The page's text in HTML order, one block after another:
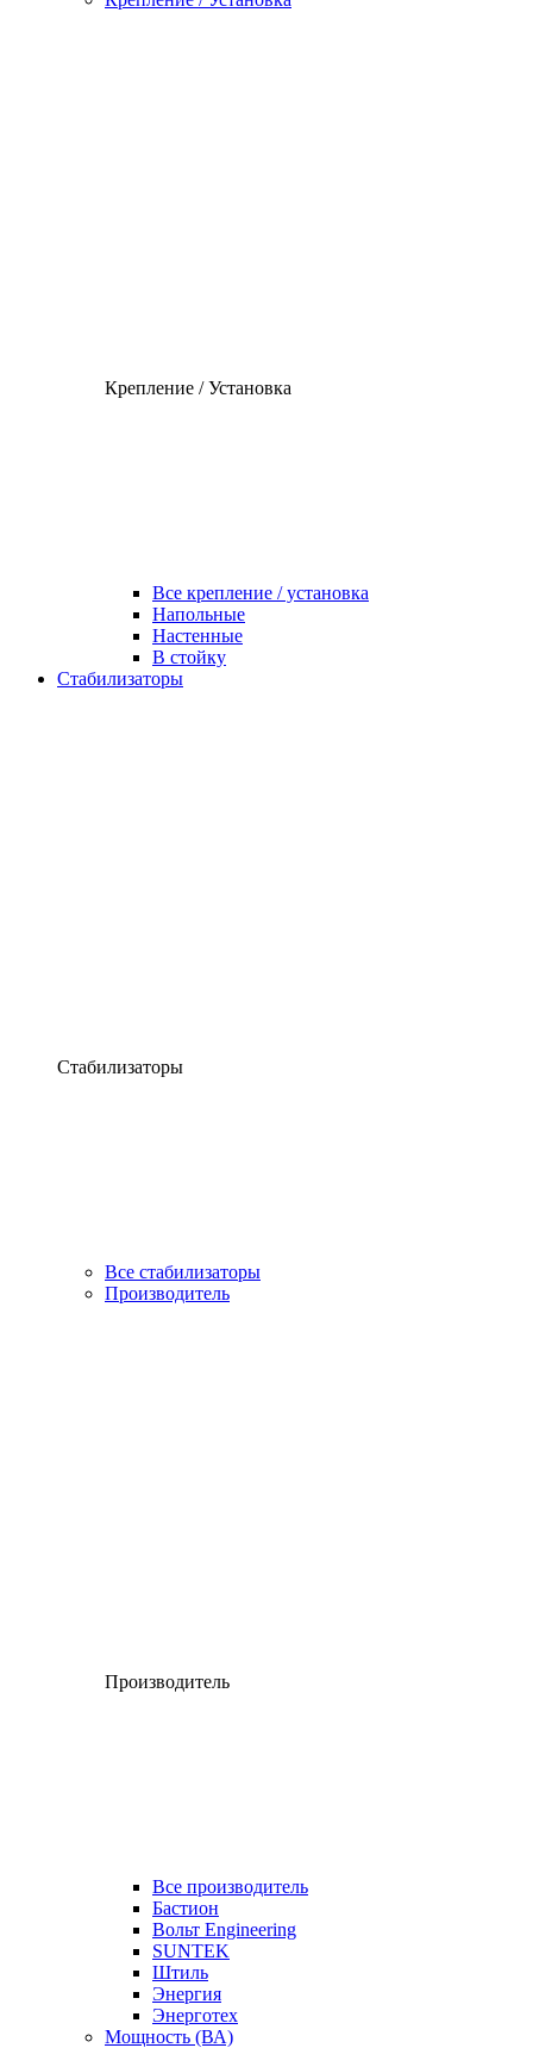
Крепление / Установка
Все крепление / установка
Напольные
Настенные
В стойку
Стабилизаторы
Стабилизаторы
Все стабилизаторы
Производитель
Производитель
Все производитель
Бастион
Вольт Engineering
SUNTEK
Штиль
Энергия
Энерготех
Мощность (ВА)